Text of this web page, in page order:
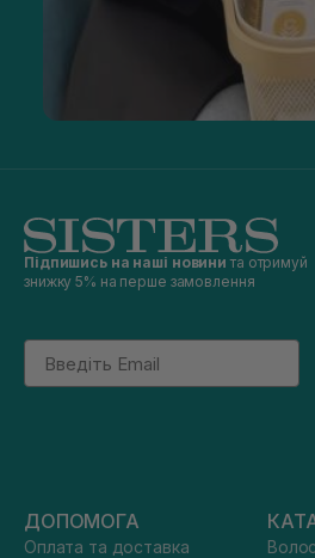
Підпишись на наші новини та отримуй
знижку 5% на перше замовлення
Email
ДОПОМОГА
Оплата та доставка